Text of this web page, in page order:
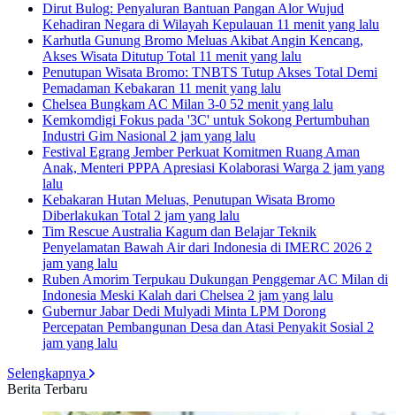
Dirut Bulog: Penyaluran Bantuan Pangan Alor Wujud
Kehadiran Negara di Wilayah Kepulauan 11 menit yang lalu
Karhutla Gunung Bromo Meluas Akibat Angin Kencang,
Akses Wisata Ditutup Total 11 menit yang lalu
Penutupan Wisata Bromo: TNBTS Tutup Akses Total Demi
Pemadaman Kebakaran 11 menit yang lalu
Chelsea Bungkam AC Milan 3-0 52 menit yang lalu
Kemkomdigi Fokus pada '3C' untuk Sokong Pertumbuhan
Industri Gim Nasional 2 jam yang lalu
Festival Egrang Jember Perkuat Komitmen Ruang Aman
Anak, Menteri PPPA Apresiasi Kolaborasi Warga 2 jam yang
lalu
Kebakaran Hutan Meluas, Penutupan Wisata Bromo
Diberlakukan Total 2 jam yang lalu
Tim Rescue Australia Kagum dan Belajar Teknik
Penyelamatan Bawah Air dari Indonesia di IMERC 2026 2
jam yang lalu
Ruben Amorim Terpukau Dukungan Penggemar AC Milan di
Indonesia Meski Kalah dari Chelsea 2 jam yang lalu
Gubernur Jabar Dedi Mulyadi Minta LPM Dorong
Percepatan Pembangunan Desa dan Atasi Penyakit Sosial 2
jam yang lalu
Selengkapnya
Berita Terbaru